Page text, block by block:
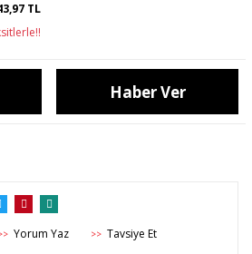
TL
Haber Ver
Yorum Yaz >> Tavsiye Et